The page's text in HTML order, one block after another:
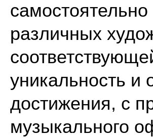
различных
уникальность и
достижения, с
музыкального